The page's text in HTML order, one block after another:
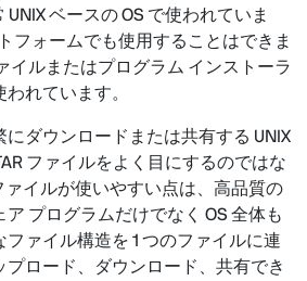
UNIX ベースの OS で使われていま
フォームでも使用することはできま
イルまたはプログラム インストーラ
れています。
にダウンロードまたは共有する UNIX
ファイルをよく目にするのではな
ァイルが使いやすい点は、高品質の
プログラムだけでなく OS 全体も
ァイル構造を 1 つのファイルに連
ロード、ダウンロード、共有でき